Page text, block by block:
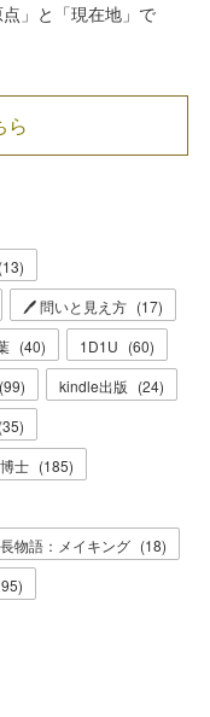
」と「現在地」で
ら
(13)
🖊 問いと見え方 (17)
(40) 1D1U (60)
(99) kindle出版 (24)
(35)
士 (185)
物語：メイキング (18)
)